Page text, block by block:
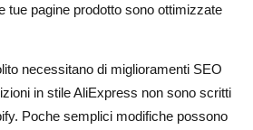
tue pagine prodotto sono ottimizzate
necessitano di miglioramenti SEO
in stile AliExpress non sono scritti
Poche semplici modifiche possono